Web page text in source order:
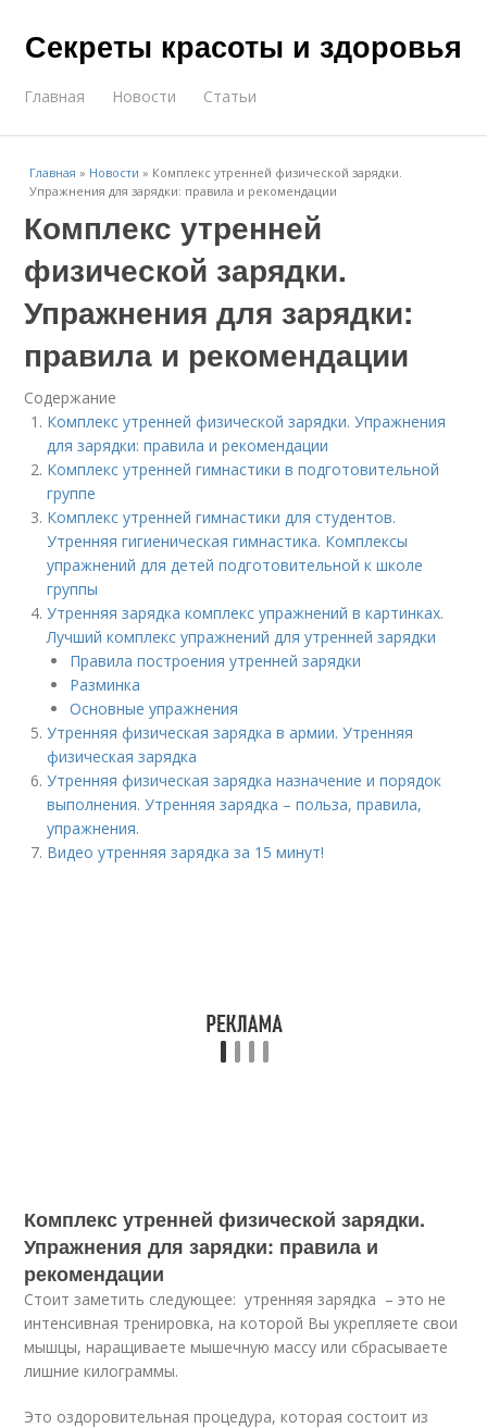
Секреты красоты и здоровья
Главная Новости Статьи
Главная » Новости » Комплекс утренней физической зарядки.
Упражнения для зарядки: правила и рекомендации
Комплекс утренней
физической зарядки.
Упражнения для зарядки:
правила и рекомендации
Содержание
Комплекс утренней физической зарядки. Упражнения
для зарядки: правила и рекомендации
Комплекс утренней гимнастики в подготовительной
группе
Комплекс утренней гимнастики для студентов.
Утренняя гигиеническая гимнастика. Комплексы
упражнений для детей подготовительной к школе
группы
Утренняя зарядка комплекс упражнений в картинках.
Лучший комплекс упражнений для утренней зарядки
Правила построения утренней зарядки
Разминка
Основные упражнения
Утренняя физическая зарядка в армии. Утренняя
физическая зарядка
Утренняя физическая зарядка назначение и порядок
выполнения. Утренняя зарядка – польза, правила,
упражнения.
Видео утренняя зарядка за 15 минут!
Комплекс утренней физической зарядки.
Упражнения для зарядки: правила и
рекомендации
Стоит заметить следующее: утренняя зарядка – это не
интенсивная тренировка, на которой Вы укрепляете свои
мышцы, наращиваете мышечную массу или сбрасываете
лишние килограммы.
Это оздоровительная процедура, которая состоит из